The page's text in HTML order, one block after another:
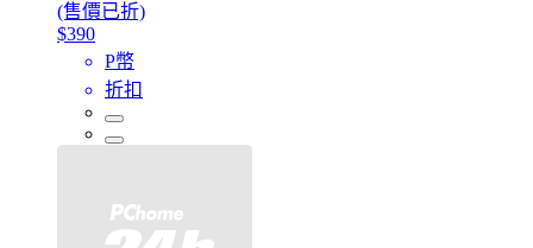
(售價已折)
$390
P幣
折扣